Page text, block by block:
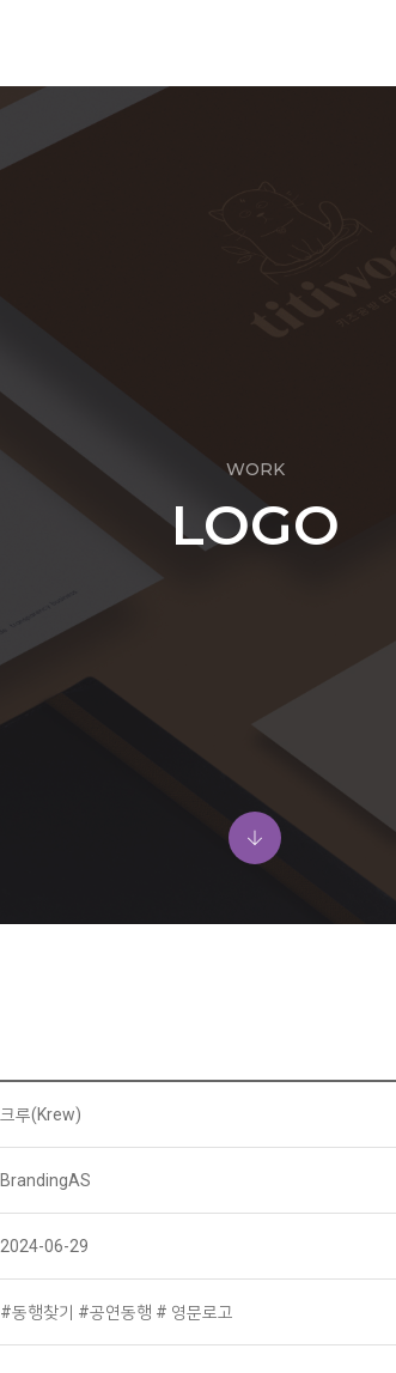
WORK
LOGO
크루(Krew)
BrandingAS
2024-06-29
#동행찾기 #공연동행 # 영문로고